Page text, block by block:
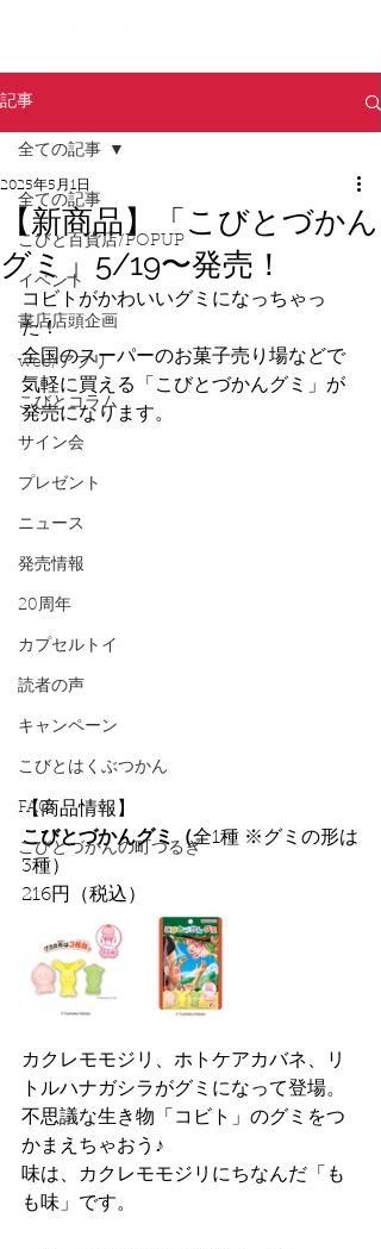
記事
全ての記事
こびと百貨店/POPUP
イベント
書店店頭企画
web/アプリ
こびとコラム
サイン会
プレゼント
ニュース
発売情報
20周年
カプセルトイ
読者の声
キャンペーン
こびとはくぶつかん
FAQ
こびとづかんの町つるぎ
全ての記事
【新商品】「こびとづかん
グミ」5/19〜発売！
2025年5月1日
コビトがかわいいグミになっちゃっ
た！
全国のスーパーのお菓子売り場などで
気軽に買える「こびとづかんグミ」が
発売になります。
【商品情報】
こびとづかんグミ（全1種 ※グミの形は
3種）
216円（税込）
カクレモモジリ、ホトケアカバネ、リ
トルハナガシラがグミになって登場。
不思議な生き物「コビト」のグミをつ
かまえちゃおう♪
味は、カクレモモジリにちなんだ「も
も味」です。